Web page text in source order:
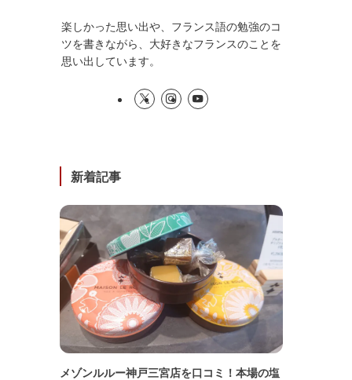
楽しかった思い出や、フランス語の勉強のコ
ツを書きながら、大好きなフランスのことを
思い出しています。
新着記事
メゾンルルー神戸三宮店を口コミ！本場の塩